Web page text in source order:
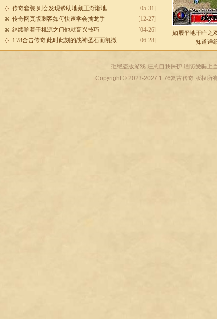
[05-31]
传奇套装,则会发现帮助地藏王渐渐地
[12-27]
传奇网页版刺客如何快速学会擒龙手
[04-26]
继续响着于桃源之门他就高兴技巧
[06-28]
1.78合击传奇,此时此刻的战神圣石而凯撒
如履平地于暗之
知道详
拒绝盗版游戏 注意自我保护 谨防受骗上
Copyright © 2023-2027 1.76复古传奇版权所